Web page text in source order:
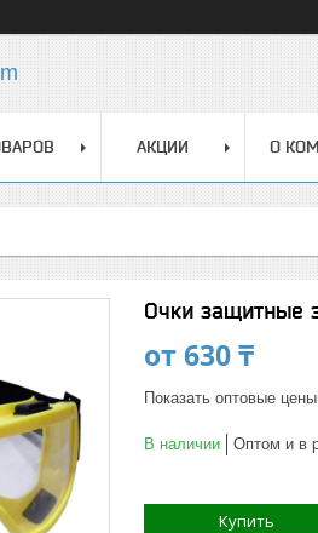
АКЦИИ О
Очки защитные
от630 ₸
Показать оптовые цены
В наличии Оптом и в
Купить